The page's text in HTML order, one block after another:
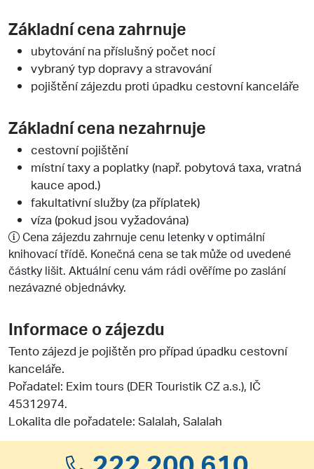
Základní cena zahrnuje
ubytování na příslušný počet nocí
vybraný typ dopravy a stravování
pojištění zájezdu proti úpadku cestovní kanceláře
Základní cena nezahrnuje
cestovní pojištění
místní taxy a poplatky (např. pobytová taxa, vratná
kauce apod.)
fakultativní služby (za příplatek)
víza (pokud jsou vyžadována)
Cena zájezdu zahrnuje cenu letenky v optimální
knihovací třídě. Konečná cena se tak může od uvedené
částky lišit. Aktuální cenu vám rádi ověříme po zaslání
nezávazné objednávky.
Informace o zájezdu
Tento zájezd je pojištěn pro případ úpadku cestovní
kanceláře.
Pořadatel: Exim tours (DER Touristik CZ a.s.), IČ
45312974.
Lokalita dle pořadatele: Salalah, Salalah